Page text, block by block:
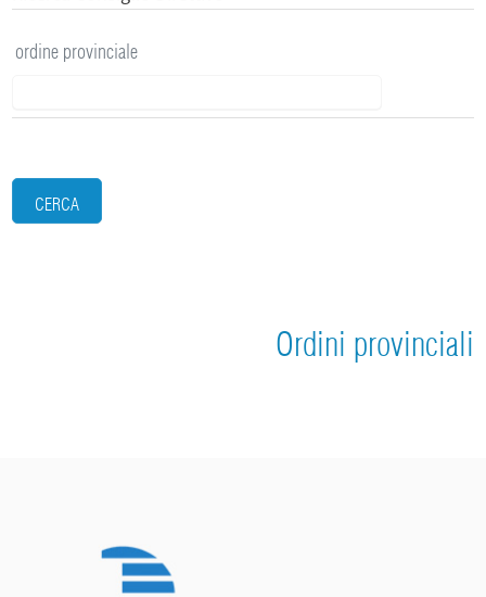
ordine provinciale
CERCA
Ordini provinciali